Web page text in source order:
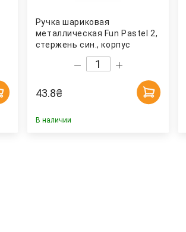
Ручка шариковая
металлическая Fun Pastel 2,
стержень син., корпус
фиолет. Penmate
43.8₴
В наличии